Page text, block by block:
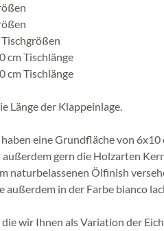
cm Tischlänge
cm Tischlänge
Länge der Klappeinlage.
eine Grundfläche von 6x10
gern die Holzarten
naturbelassenen Ölfinish
in der Farbe bianco
wir Ihnen als Variation der